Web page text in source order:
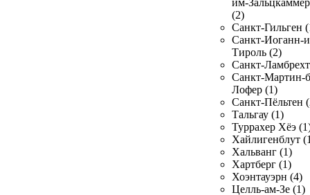
им-
(2)
Санкт-Гильген
Санкт-Иоганн-
Тироль (2)
Санкт-
Санкт-Мартин-
Лофер (1)
Санкт-Пёльтен
Тальгау (1)
Туррахер Хёэ
Хайлигенблут
Хальванг (1)
Хартберг (1)
Хоэнтауэрн (4)
Целль-ам-Зе (1)